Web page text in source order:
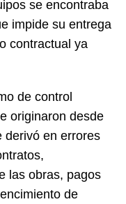
se encontraba
impide su entrega
contractual ya
de control
originaron desde
derivó en errores
las obras, pagos
de